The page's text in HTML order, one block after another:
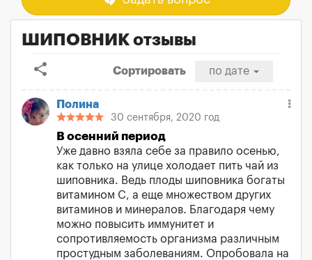
ШИПОВНИК отзывы
share
Сортировать по дате
Полина
30 сентября, 2020 год
В осенний период
Уже давно взяла себе за правило осенью,
как только на улице холодает пить чай из
шиповника. Ведь плоды шиповника богаты
витамином С, а еще множеством других
витаминов и минералов. Благодаря чему
можно повысить иммунитет и
сопротивляемость организма различным
простудным заболеваниям. Опробовала на